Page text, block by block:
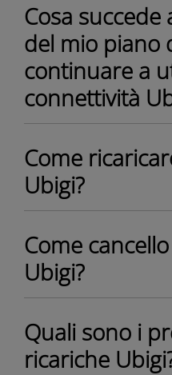
Cosa succede
del mio piano
continuare a
connettività
Come
Ubigi?
Come
Ubigi?
Quali sono i
ricariche